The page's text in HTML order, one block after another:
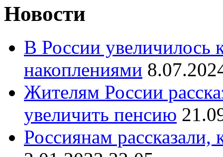
Новости
В России увеличилось
накоплениями
Жителям России
увеличить пенсию
Россиянам